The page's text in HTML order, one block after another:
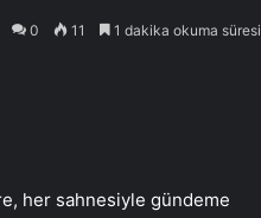
0 11 1 dakika okuma süresi
her sahnesiyle gündeme